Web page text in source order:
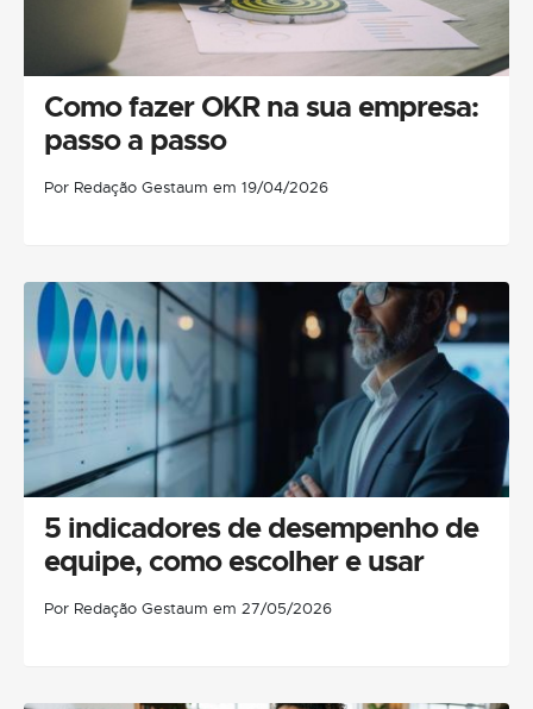
Como fazer OKR na sua empresa:
passo a passo
Por Redação Gestaum em 19/04/2026
5 indicadores de desempenho de
equipe, como escolher e usar
Por Redação Gestaum em 27/05/2026